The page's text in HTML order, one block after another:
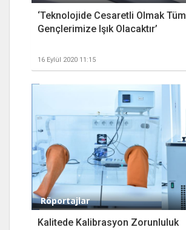
‘Teknolojide Cesaretli Olmak Tüm
Gençlerimize Işık Olacaktır’
16 Eylül 2020 11:15
Röportajlar
Kalitede Kalibrasyon Zorunluluk